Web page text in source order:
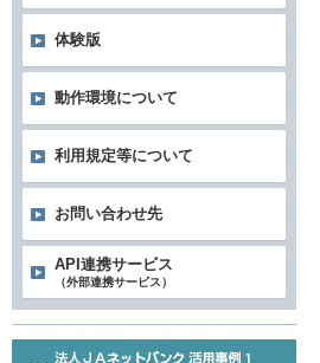
体験版
動作環境について
利用規定等について
お問い合わせ先
API連携サービス
（外部連携サービス）